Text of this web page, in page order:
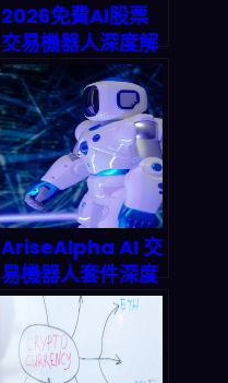
2026免費AI股票
交易機器人深度解
剖：6款零成本自
動交易工具如何改
寫散戶命運
AriseAlpha AI 交
易機器人套件深度
評測：2026年自
動化投資竟然這麼
狂？